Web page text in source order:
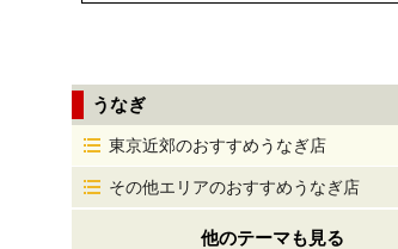
うなぎ
東京近郊のおすすめうなぎ店
その他エリアのおすすめうなぎ店
他のテーマも見る